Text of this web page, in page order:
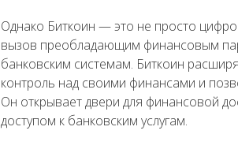
Однако Биткоин — это не просто
вызов преобладающим финансовым
банковским системам. Биткоин
контроль над своими финансами и
Он открывает двери для финансовой
доступом к банковским услугам.